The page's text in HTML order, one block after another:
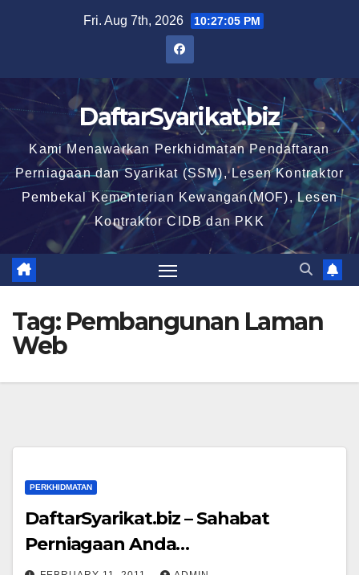
Fri. Aug 7th, 2026 10:27:06 PM
DaftarSyarikat.biz
Kami Menawarkan Perkhidmatan Pendaftaran
Perniagaan dan Syarikat (SSM), Lesen Kontraktor
Pembekal Kementerian Kewangan(MOF), Lesen
Kontraktor CIDB dan PKK
Tag: Pembangunan Laman
Web
PERKHIDMATAN
DaftarSyarikat.biz – Sahabat
Perniagaan Anda…